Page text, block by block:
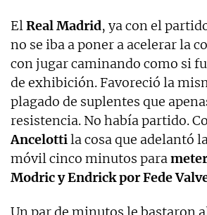
ElReal Madrid, ya con el
no se iba a poner a acelerar la
con jugar caminando como si
de exhibición. Favoreció la
plagado de suplentes que
resistencia. No había partido.
Ancelottila cosa que adelantó
móvil cinco minutos para
Modric y Endrick por Fede
Un par de minutos le bastaron